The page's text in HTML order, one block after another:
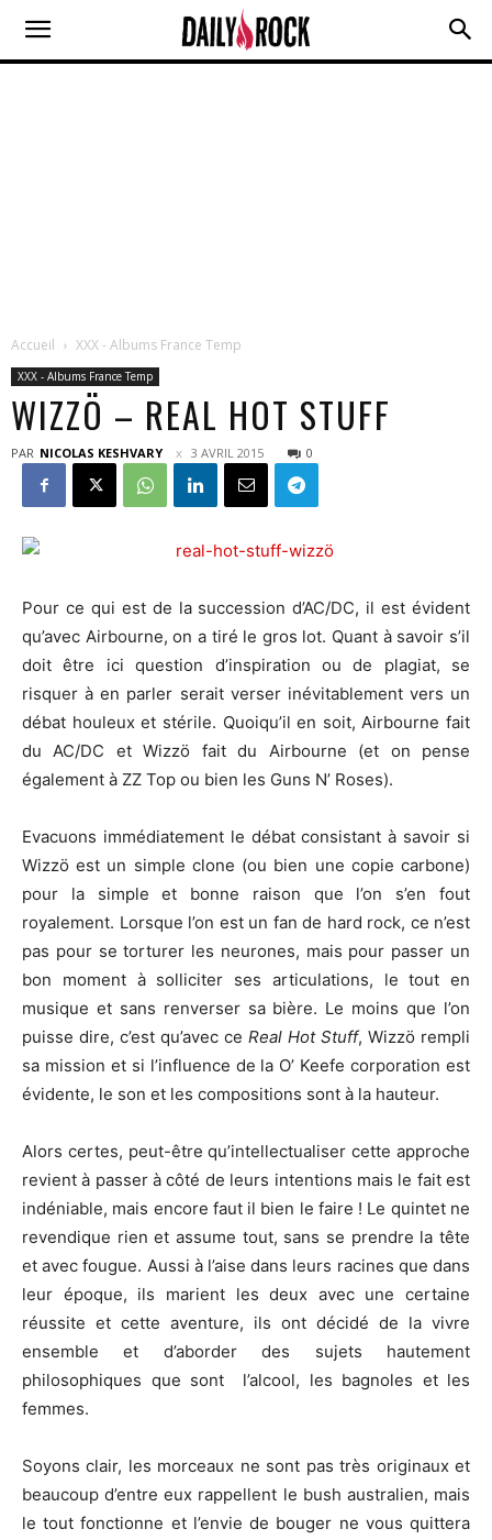
Accueil XXX - Albums France Temp
XXX - Albums France Temp
WIZZÖ – REAL HOT STUFF
PAR NICOLAS KESHVARY 3 AVRIL 2015 0
Pour ce qui est de la succession d’AC/DC, il est évident
qu’avec Airbourne, on a tiré le gros lot. Quant à savoir s’il
doit être ici question d’inspiration ou de plagiat, se
risquer à en parler serait verser inévitablement vers un
débat houleux et stérile. Quoiqu’il en soit, Airbourne fait
du AC/DC et Wizzö fait du Airbourne (et on pense
également à ZZ Top ou bien les Guns N’ Roses).
Evacuons immédiatement le débat consistant à savoir si
Wizzö est un simple clone (ou bien une copie carbone)
pour la simple et bonne raison que l’on s’en fout
royalement. Lorsque l’on est un fan de hard rock, ce n’est
pas pour se torturer les neurones, mais pour passer un
bon moment à solliciter ses articulations, le tout en
musique et sans renverser sa bière. Le moins que l’on
puisse dire, c’est qu’avec ce Real Hot Stuff, Wizzö rempli
sa mission et si l’influence de la O’ Keefe corporation est
évidente, le son et les compositions sont à la hauteur.
Alors certes, peut-être qu’intellectualiser cette approche
revient à passer à côté de leurs intentions mais le fait est
indéniable, mais encore faut il bien le faire ! Le quintet ne
revendique rien et assume tout, sans se prendre la tête
et avec fougue. Aussi à l’aise dans leurs racines que dans
leur époque, ils marient les deux avec une certaine
réussite et cette aventure, ils ont décidé de la vivre
ensemble et d’aborder des sujets hautement
philosophiques que sont l’alcool, les bagnoles et les
femmes.
Soyons clair, les morceaux ne sont pas très originaux et
beaucoup d’entre eux rappellent le bush australien, mais
le tout fonctionne et l’envie de bouger ne vous quittera